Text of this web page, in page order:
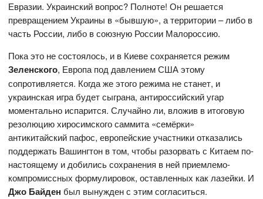
Евразии. Украинский вопрос? Полноте! Он решается
превращением Украины в «бывшую», а территории – либо в
часть России, либо в союзную России Малороссию.
Пока это не состоялось, и в Киеве сохраняется режим
Зеленского, Европа под давлением США этому
сопротивляется. Когда же этого режима не станет, и
украинская игра будет сыграна, антироссийский угар
моментально испарится. Случайно ли, вложив в итоговую
резолюцию хиросимского саммита «семёрки»
антикитайский пафос, европейские участники отказались
поддержать Вашингтон в том, чтобы разорвать с Китаем по-
настоящему и добились сохранения в ней приемлемо-
компромиссных формулировок, оставленных как лазейки. И
Джо Байден был вынужден с этим согласиться.